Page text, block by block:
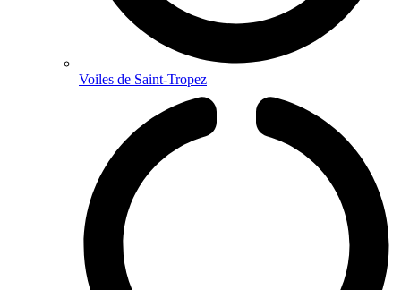
Voiles de Saint-Tropez